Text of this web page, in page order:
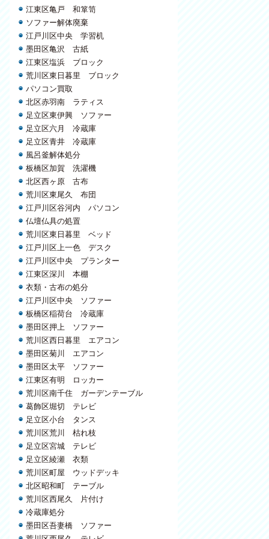
江東区亀戸 和箪笥
ソファー解体廃棄
江戸川区中央 学習机
墨田区亀沢 古紙
江東区塩浜 ブロック
荒川区東日暮里 ブロック
パソコン買取
北区赤羽南 ラティス
足立区東伊興 ソファー
足立区六月 冷蔵庫
足立区青井 冷蔵庫
風呂釜解体処分
板橋区加賀 洗濯機
北区西ヶ原 古布
荒川区東尾久 布団
江戸川区谷河内 パソコン
仏壇仏具の処置
荒川区東日暮里 ベッド
江戸川区上一色 デスク
江戸川区中央 プランター
江東区深川 本棚
衣類・古布の処分
江戸川区中央 ソファー
板橋区稲荷台 冷蔵庫
墨田区押上 ソファー
荒川区西日暮里 エアコン
墨田区菊川 エアコン
墨田区太平 ソファー
江東区有明 ロッカー
荒川区南千住 ガーデンテーブル
葛飾区堀切 テレビ
足立区小台 タンス
荒川区荒川 枯れ枝
足立区宮城 テレビ
足立区綾瀬 衣類
荒川区町屋 ウッドデッキ
北区昭和町 テーブル
荒川区西尾久 片付け
冷蔵庫処分
墨田区吾妻橋 ソファー